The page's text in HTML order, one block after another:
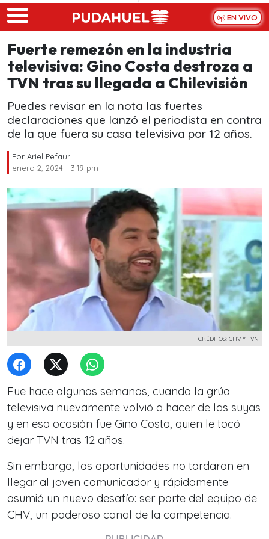
Skip to main content
EN VIVO
Fuerte remezón en la industria
televisiva: Gino Costa destroza a
TVN tras su llegada a Chilevisión
Puedes revisar en la nota las fuertes
declaraciones que lanzó el periodista en contra
de la que fuera su casa televisiva por 12 años.
Por Ariel Pefaur
enero 2, 2024 - 3:19 pm
CRÉDITOS: CHV Y TVN
Fue hace algunas semanas, cuando la grúa
televisiva nuevamente volvió a hacer de las suyas
y en esa ocasión fue Gino Costa, quien le tocó
dejar TVN tras 12 años.
Sin embargo, las oportunidades no tardaron en
llegar al joven comunicador y rápidamente
asumió un nuevo desafío: ser parte del equipo de
CHV, un poderoso canal de la competencia.